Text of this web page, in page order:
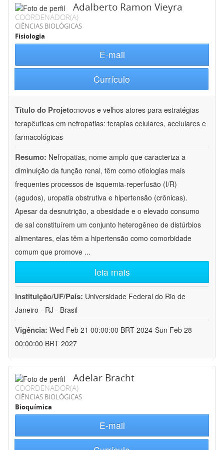
Adalberto Ramon Vieyra
COORDENADOR(A)
CIÊNCIAS BIOLÓGICAS
Fisiologia
E-mail
Currículo
Título do Projeto:novos e velhos atores para estratégias
terapêuticas em nefropatias: terapias celulares, acelulares e
farmacológicas
Resumo: Nefropatias, nome amplo que caracteriza a
diminuição da função renal, têm como etiologias mais
frequentes processos de isquemia-reperfusão (I/R)
(agudos), uropatia obstrutiva e hipertensão (crônicas).
Apesar da desnutrição, a obesidade e o elevado consumo
de sal constituírem um conjunto heterogêneo de distúrbios
alimentares, elas têm a hipertensão como comorbidade
comum que promove ...
leia mais
Instituição/UF/País: Universidade Federal do Rio de
Janeiro - RJ - Brasil
Vigência: Wed Feb 21 00:00:00 BRT 2024-Sun Feb 28
00:00:00 BRT 2027
Adelar Bracht
COORDENADOR(A)
CIÊNCIAS BIOLÓGICAS
Bioquímica
E-mail